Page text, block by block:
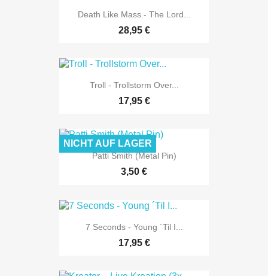
Death Like Mass - The Lord...
28,95 €
Troll - Trollstorm Over...
17,95 €
Patti Smith (Metal Pin)
3,50 €
NICHT AUF LAGER
7 Seconds - Young ´Til I...
17,95 €